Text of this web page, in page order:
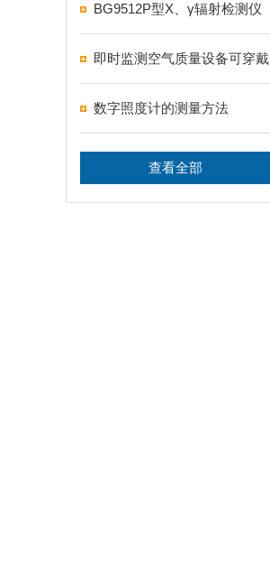
BG9512P型X、γ辐射检测仪
即时监测空气质量设备可穿戴
数字照度计的测量方法
查看全部